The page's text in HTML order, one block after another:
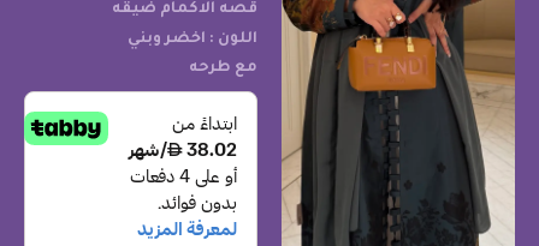
قصه الاكمام ضيقه
اللون : اخضر وبني
مع طرحه